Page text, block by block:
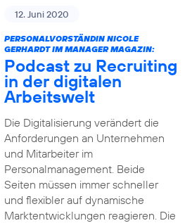
12. Juni 2020
PERSONALVORSTÄNDIN NICOLE
GERHARDT IM MANAGER MAGAZIN:
Podcast zu Recruiting
in der digitalen
Arbeitswelt
Die Digitalisierung verändert die
Anforderungen an Unternehmen
und Mitarbeiter im
Personalmanagement. Beide
Seiten müssen immer schneller
und flexibler auf dynamische
Marktentwicklungen reagieren. Die